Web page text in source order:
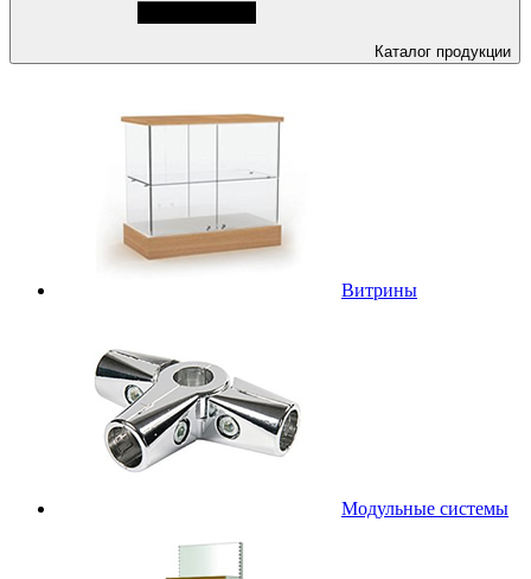
Каталог продукции
Витрины
Модульные системы